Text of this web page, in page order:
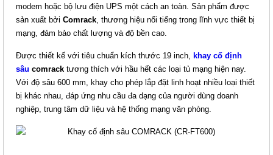
KHAY CỐ ĐỊNH CHO TỦ
COMRACK
Giá: Liên hệ
modem hoặc bộ lưu điện UPS một cách an toàn. Sản phẩm được
sản xuất bởi Comrack, thương hiệu nổi tiếng trong lĩnh vực thiết bị
mạng, đảm bảo chất lượng và độ bền cao.
Được thiết kế với tiêu chuẩn kích thước 19 inch, khay cố định
sâu comrack tương thích với hầu hết các loại tủ mạng hiện nay.
Với độ sâu 600 mm, khay cho phép lắp đặt linh hoạt nhiều loại thiết
bị khác nhau, đáp ứng nhu cầu đa dạng của người dùng doanh
nghiệp, trung tâm dữ liệu và hệ thống mạng văn phòng.